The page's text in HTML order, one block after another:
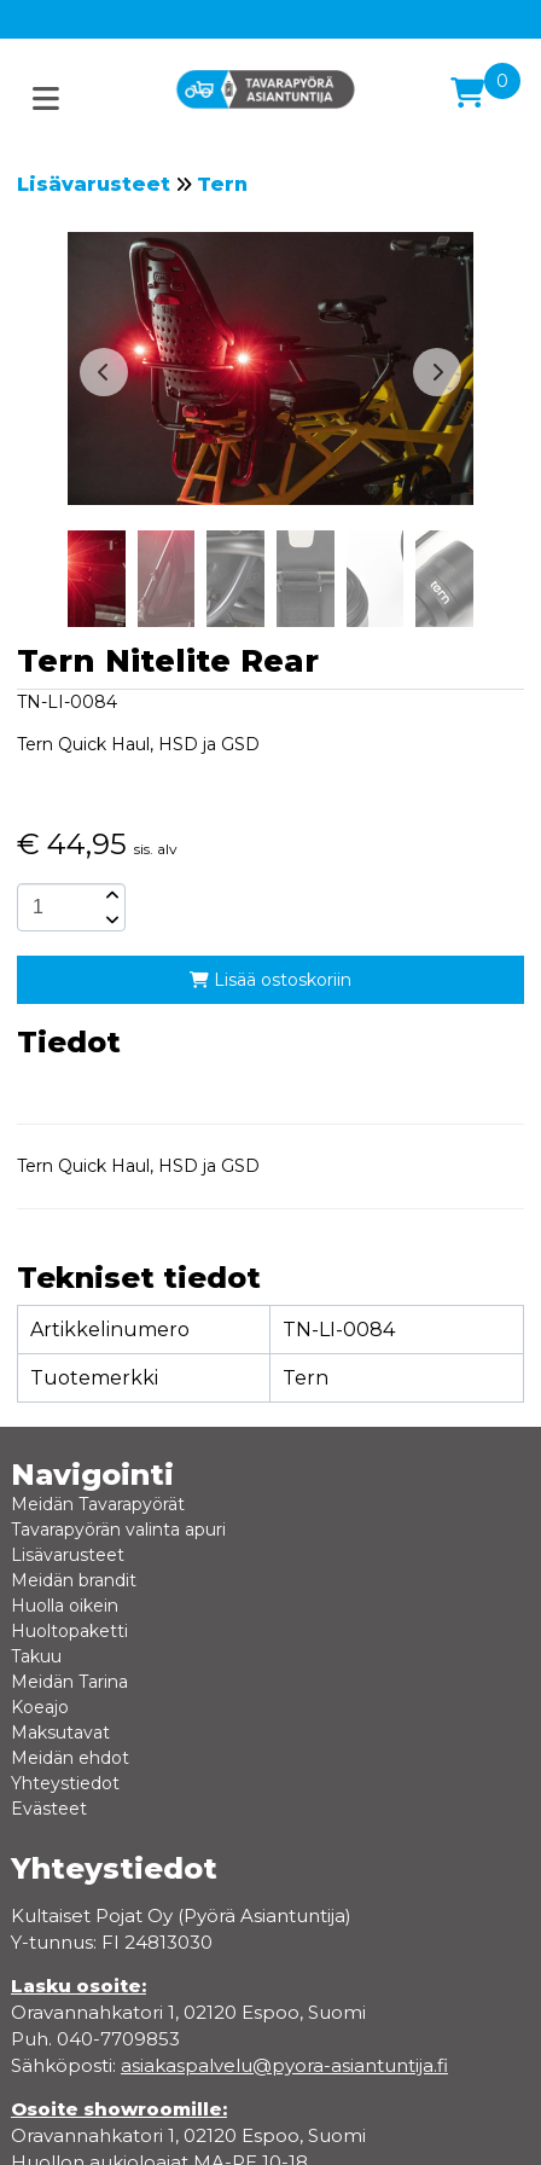
0
Lisävarusteet Tern
Tern Nitelite Rear
TN-LI-0084
Tern Quick Haul, HSD ja GSD
€ 44,95 sis. alv
Lisää ostoskoriin
Tiedot
Tern Quick Haul, HSD ja GSD
Tekniset tiedot
Artikkelinumero TN-LI-0084
Tuotemerkki Tern
Navigointi
Meidän Tavarapyörät
Tavarapyörän valinta apuri
Lisävarusteet
Meidän brandit
Huolla oikein
Huoltopaketti
Takuu
Meidän Tarina
Koeajo
Maksutavat
Meidän ehdot
Yhteystiedot
Evästeet
Yhteystiedot
Kultaiset Pojat Oy (Pyörä Asiantuntija)
Y-tunnus: FI 24813030
Lasku osoite:
Oravannahkatori 1, 02120 Espoo, Suomi
Puh. 040-7709853
Sähköposti: asiakaspalvelu@pyora-asiantuntija.fi
Osoite showroomille:
Oravannahkatori 1, 02120 Espoo, Suomi